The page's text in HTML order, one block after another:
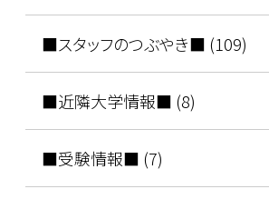
■スタッフのつぶやき■ (109)
■近隣大学情報■ (8)
■受験情報■ (7)